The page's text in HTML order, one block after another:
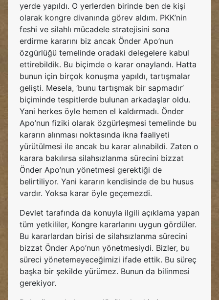
yerde yapıldı. O yerlerden birinde ben de kişi
olarak kongre divanında görev aldım. PKK’nin
feshi ve silahlı mücadele stratejisini sona
erdirme kararını biz ancak Önder Apo’nun
özgürlüğü temelinde oradaki delegelere kabul
ettirebildik. Bu biçimde o karar onaylandı. Hatta
bunun için birçok konuşma yapıldı, tartışmalar
gelişti. Mesela, ‘bunu tartışmak bir sapmadır’
biçiminde tespitlerde bulunan arkadaşlar oldu.
Yani herkes öyle hemen el kaldırmadı. Önder
Apo’nun fiziki olarak özgürleşmesi temelinde bu
kararın alınması noktasında ikna faaliyeti
yürütülmesi ile ancak bu karar alınabildi. Zaten o
karara bakılırsa silahsızlanma sürecini bizzat
Önder Apo’nun yönetmesi gerektiği de
belirtiliyor. Yani kararın kendisinde de bu husus
vardır. Yoksa karar öyle geçemezdi.
Devlet tarafında da konuyla ilgili açıklama yapan
tüm yetkililer, Kongre kararlarını uygun gördüler.
Bu kararlardan birisi de silahsızlanma sürecini
bizzat Önder Apo’nun yönetmesiydi. Bizler, bu
süreci yönetemeyeceğimizi ifade ettik. Bu süreç
başka bir şekilde yürümez. Bunun da bilinmesi
gerekiyor.